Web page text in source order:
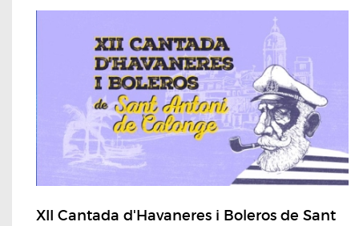
XII Cantada d'Havaneres i Boleros de Sant